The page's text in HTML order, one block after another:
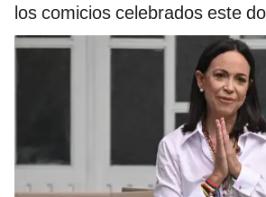
los comicios celebrados este